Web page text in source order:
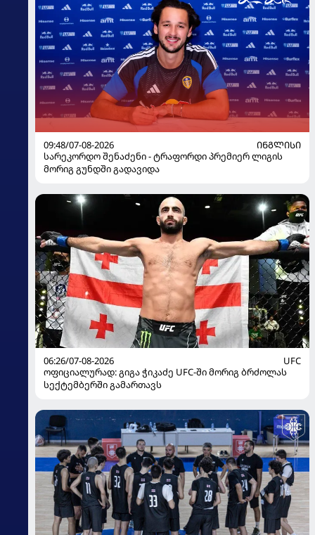
09:48/07-08-2026
ᲘᲜᲒᲚᲘᲡᲘ
სარეკორდო შენაძენი - ტრაფორდი პრემიერ ლიგის
მორიგ გუნდში გადავიდა
06:26/07-08-2026
UFC
ოფიციალურად: გიგა ჭიკაძე UFC-ში მორიგ ბრძოლას
სექტემბერში გამართავს